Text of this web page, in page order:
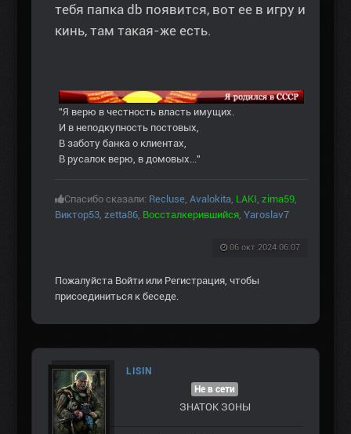
тебя папка db появится, вот ее в игру и
кинь, там такая-же есть.
"Я верю в честность власть имущих.
И в неподкупность постовых,
В заботу банка о клиентах,
В русалок верю, в домовых..."
Спасибо сказали: Recluse Avalokita LAKI zima59
Виктор53 zetta86 Воссталкерившийся Yaroslav7
06 окт 2024 06:07
Пожалуйста Войти или Регистрация , чтобы
присоединиться к беседе.
LISIN
Не в сети
ЗНАТОК ЗОНЫ